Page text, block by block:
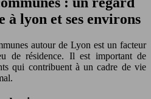
à lyon et ses environs
autour de Lyon est un facteur
de résidence. Il est important de
qui contribuent à un cadre de vie